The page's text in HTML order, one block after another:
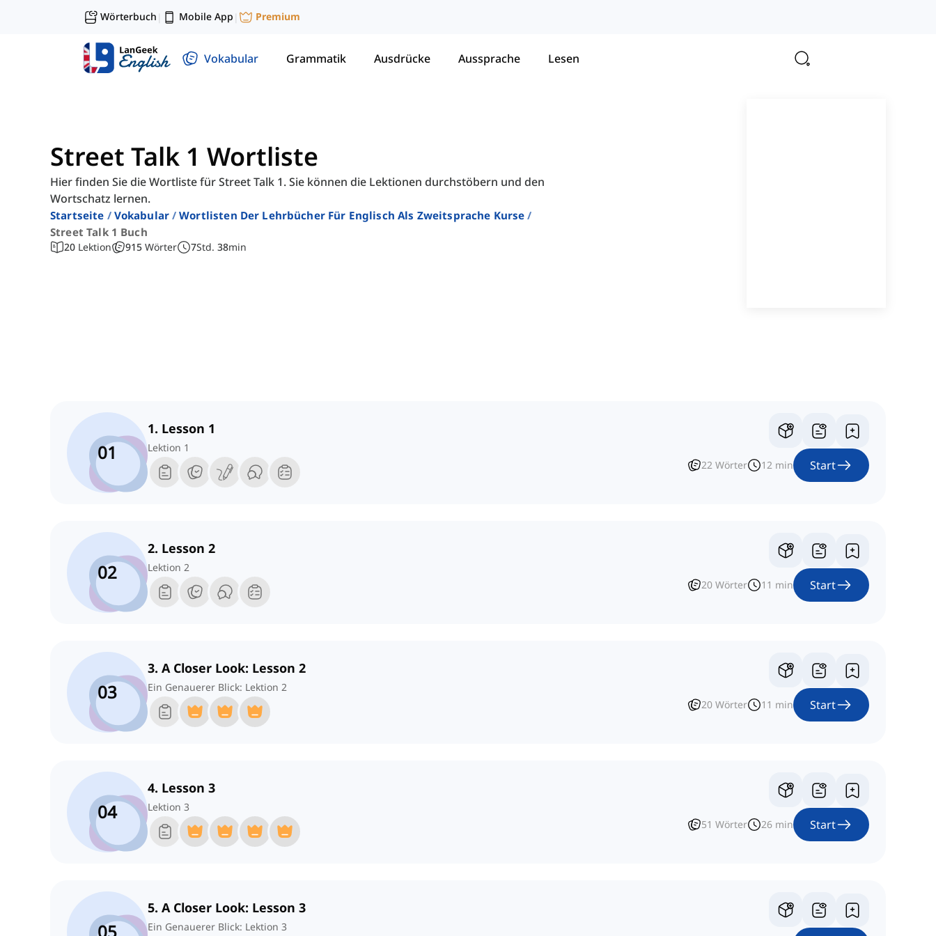
Wörterbuch | Mobile App | Premium
Vokabular Grammatik Ausdrücke Aussprache Lesen
Street Talk 1 Wortliste
Hier finden Sie die Wortliste für Street Talk 1. Sie können die Lektionen durchstöbern und den
Wortschatz lernen.
Startseite Vokabular
Wortlisten Der Lehrbücher Für Englisch Als Zweitsprache Kurse
Street Talk 1 Buch
20 Lektion 915 Wörter 7Std. 38min
01
1. Lesson 1
Lektion 1
22 Wörter 12 min Start
02
2. Lesson 2
Lektion 2
20 Wörter 11 min Start
03
3. A Closer Look: Lesson 2
Ein Genauerer Blick: Lektion 2
20 Wörter 11 min Start
04
4. Lesson 3
Lektion 3
51 Wörter 26 min Start
5. A Closer Look: Lesson 3
Ein Genauerer Blick: Lektion 3